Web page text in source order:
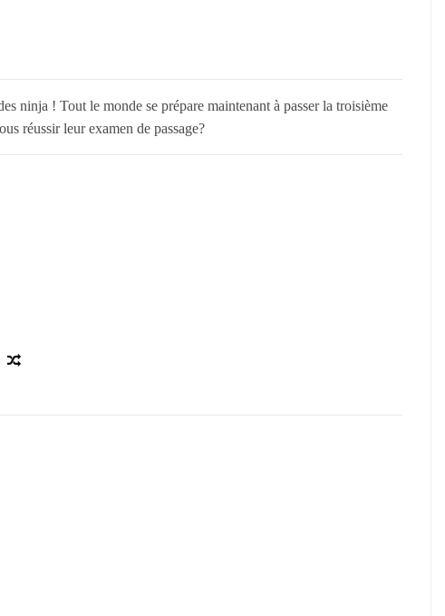
ninja ! Tout le monde se prépare maintenant à passer la troisième
réussir leur examen de passage?